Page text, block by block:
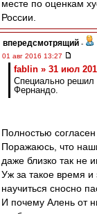
месте по оценкам
России.
впередсмотрящий -
01 авг 2016 13:27
fablin » 31 июл
Специально решил
Фернандо.
Полностью
Поражаюсь, что
даже близко так не
Уж за такое время и
научиться сносно
И почему Алень от